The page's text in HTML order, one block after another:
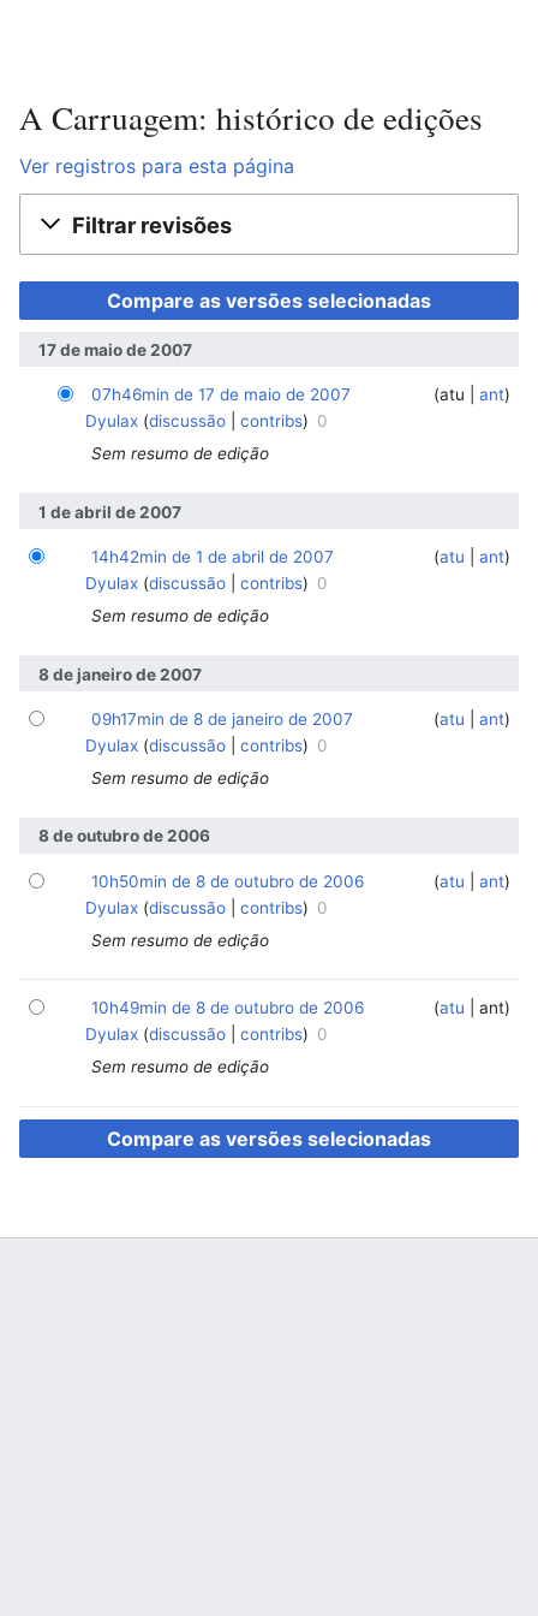
A Carruagem: histórico de edições
Ver registros para esta página
Filtrar revisões
17 de maio de 2007
atu ant
07h46min de 17 de maio de 2007
Dyulax discussão contribs
0
Sem resumo de edição
1 de abril de 2007
atu ant
14h42min de 1 de abril de 2007
Dyulax discussão contribs
0
Sem resumo de edição
8 de janeiro de 2007
atu ant
09h17min de 8 de janeiro de 2007
Dyulax discussão contribs
0
Sem resumo de edição
8 de outubro de 2006
atu ant
10h50min de 8 de outubro de 2006
Dyulax discussão contribs
0
Sem resumo de edição
atu ant
10h49min de 8 de outubro de 2006
Dyulax discussão contribs
0
Sem resumo de edição